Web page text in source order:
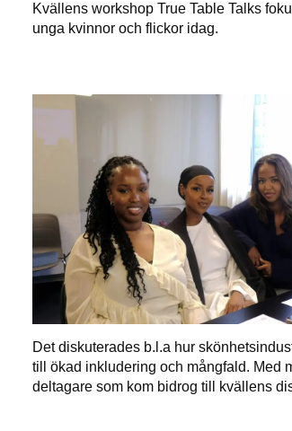
Kvällens workshop True Table Talks
unga kvinnor och flickor idag.
Det diskuterades b.l.a hur
till ökad inkludering och mångfald. Med
deltagare som kom bidrog till kvällens